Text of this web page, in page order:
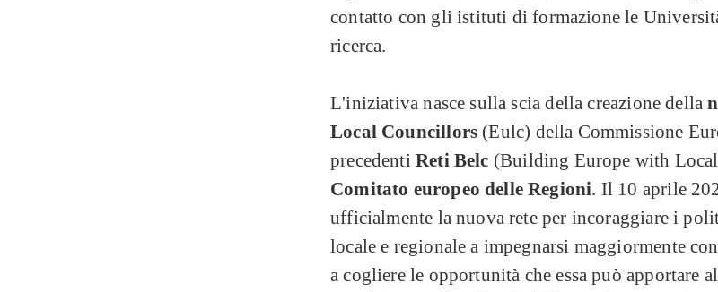
contatto con gli istituti di formazione le
ricerca.
L'iniziativa nasce sulla scia della creazione della
Local Councillors (Eulc) della Commissione
precedenti Reti Belc (Building Europe with
Comitato europeo delle Regioni. Il 10 aprile
ufficialmente la nuova rete per incoraggiare i
locale e regionale a impegnarsi maggiormente
a cogliere le opportunità che essa può apportare